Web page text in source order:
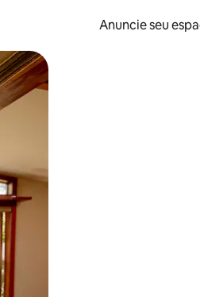
Anuncie seu
o dedo na tela.